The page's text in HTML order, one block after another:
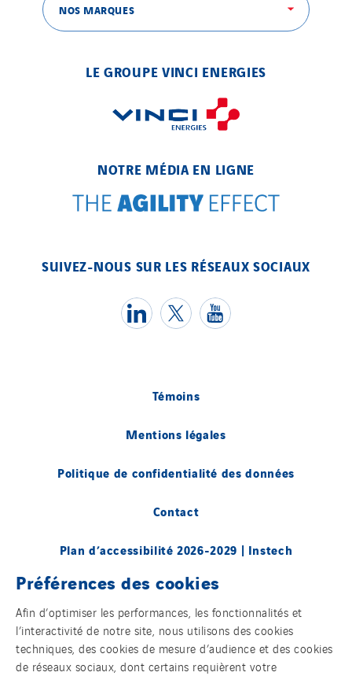
NOS MARQUES
LE GROUPE VINCI ENERGIES
NOTRE MÉDIA EN LIGNE
SUIVEZ-NOUS SUR LES RÉSEAUX SOCIAUX
Témoins
Mentions légales
Politique de confidentialité des données
Contact
Plan d’accessibilité 2026-2029 | Instech
© Copyright VINCI Energies
Préférences des cookies
Afin d’optimiser les performances, les fonctionnalités et
l’interactivité de notre site, nous utilisons des cookies
techniques, des cookies de mesure d’audience et des cookies
de réseaux sociaux, dont certains requièrent votre